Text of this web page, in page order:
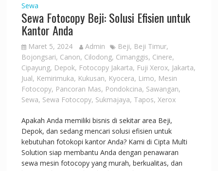
Sewa
Sewa Fotocopy Beji: Solusi Efisien untuk
Kantor Anda
Maret 5, 2024 Admin Beji, Beji Timur,
Bojongsari, Canon, Cilodong, Cimanggis, Cinere,
Cipayung, Depok, Fotocopy Jakarta, Fuji Xerox, Jakarta,
Jual, Kemirimuka, Kukusan, Kyocera, Limo, Mesin
Fotocopy, Pancoran Mas, Pondokcina, Sawangan,
Sewa, Sewa Fotocopy, Sukmajaya, Tapos, Xerox
Apakah Anda memiliki bisnis di sekitar area Beji,
Depok, dan sedang mencari solusi efisien untuk
kebutuhan fotokopi kantor Anda? Kami di Cipta Multi
Solution siap membantu Anda dengan penawaran
sewa mesin fotocopy yang murah, berkualitas, dan